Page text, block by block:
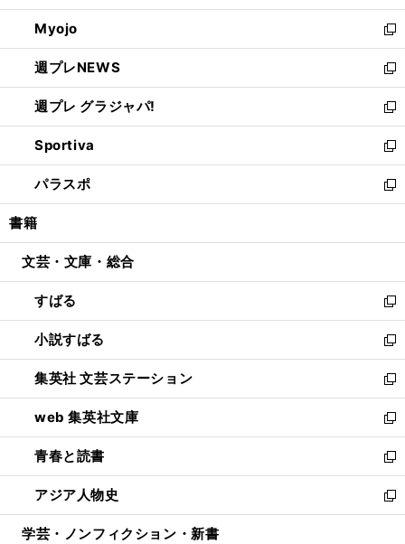
開
く
ウ
で
開
く
ン
ド
ウ
で
開
く
ウ
ィ
ン
ド
ウ
で
開
く
Myojo
新
し
い
ウ
ィ
ン
ド
ウ
で
開
週プレNEWS
新
し
い
ウ
ィ
ン
ド
ウ
開
週プレ グラジャパ!
新
し
い
ウ
ィ
ン
ウ
開
く
Sportiva
新
し
い
ウ
ン
ウ
で
開
く
パラスポ
新
し
ウ
ン
ド
ウ
で
開
く
書籍
文芸・文庫・総合
すばる
新
し
い
ウ
ィ
ン
ド
ウ
で
開
く
小説すばる
新
し
い
ウ
ィ
ン
ド
ウ
で
開
集英社 文芸ステーション
新
し
い
ウ
ィ
ン
ド
ウ
web 集英社文庫
新
し
い
ウ
ィ
ン
青春と読書
新
し
い
ウ
アジア人物史
新
し
学芸・ノンフィクション・新書